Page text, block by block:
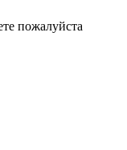
пожалуйста